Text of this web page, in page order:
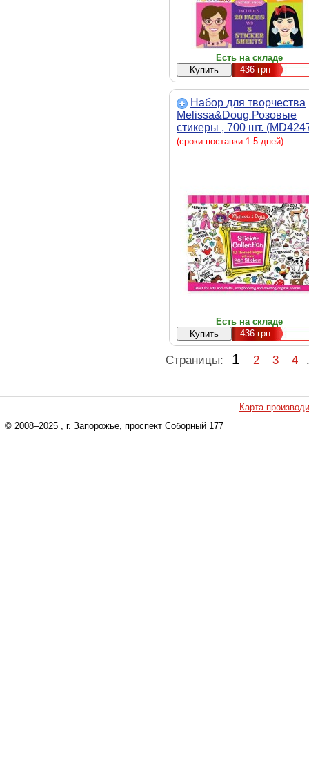
Есть на складе
436грн
Набор для творчества
Melissa&Doug Розовые
стикеры , 700 шт.
(сроки поставки 1-5 дней)
Есть на складе
436грн
Страницы: 1 2 3 4
Карта
© 2008–2025 , г. Запорожье, проспект Соборный 177